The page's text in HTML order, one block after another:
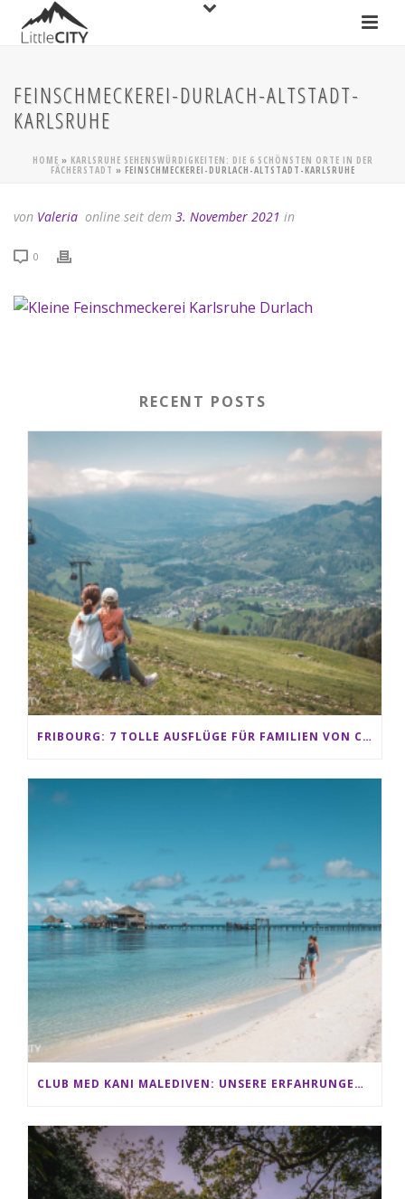
FEINSCHMECKEREI-DURLACH-ALTSTADT-
KARLSRUHE
HOME » KARLSRUHE SEHENSWÜRDIGKEITEN: DIE 6 SCHÖNSTEN ORTE IN DER
FÄCHERSTADT » FEINSCHMECKEREI-DURLACH-ALTSTADT-KARLSRUHE
von Valeria online seit dem 3. November 2021 in
0
RECENT POSTS
FRIBOURG: 7 TOLLE AUSFLÜGE FÜR FAMILIEN VON CHARMEY BIS LES PACCOTS
CLUB MED KANI MALEDIVEN: UNSERE ERFAHRUNGEN IM ALL-INCLUSIVE PARADIES